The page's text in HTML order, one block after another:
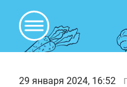
29 января 2024, 16:52